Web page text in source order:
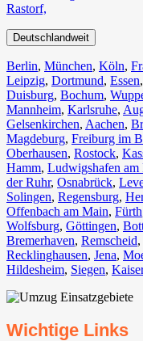
Rastorf,
Deutschlandweit
Berlin⁠, München, Köln⁠,
Leipzig, Dortmund, Essen,
Duisburg⁠, Bochum,
Mannheim, Karlsruhe,
Gelsenkirchen⁠, Aachen⁠,
Magdeburg, Freiburg im
Oberhausen⁠, Rostock⁠,
Hamm, Ludwigshafen am
der Ruhr, Osnabrück⁠,
Solingen, Regensburg,
Offenbach am Main, Fürth⁠
Wolfsburg⁠, Göttingen,
Bremerhaven⁠, Remscheid,
Recklinghausen, Jena⁠,
Hildesheim⁠, Siegen⁠,
Wichtige Links